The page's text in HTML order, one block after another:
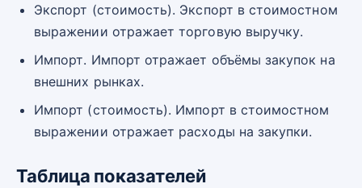
Экспорт (стоимость). Экспорт в стоимостном
выражении отражает торговую выручку.
Импорт. Импорт отражает объёмы закупок на
внешних рынках.
Импорт (стоимость). Импорт в стоимостном
выражении отражает расходы на закупки.
Таблица показателей